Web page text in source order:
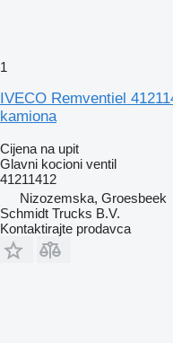
1
IVECO Remventiel
kamiona
Cijena na upit
Glavni kocioni ventil
41211412
Nizozemska, Groesbeek
Schmidt Trucks B.V.
Kontaktirajte prodavca